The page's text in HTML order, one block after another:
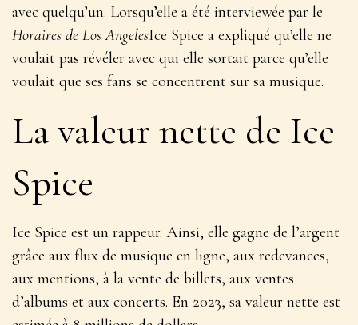
avec quelqu’un. Lorsqu’elle a été interviewée par le
Horaires de Los AngelesIce Spice a expliqué qu’elle ne
voulait pas révéler avec qui elle sortait parce qu’elle
voulait que ses fans se concentrent sur sa musique.
La valeur nette de Ice
Spice
Ice Spice est un rappeur. Ainsi, elle gagne de l’argent
grâce aux flux de musique en ligne, aux redevances,
aux mentions, à la vente de billets, aux ventes
d’albums et aux concerts. En 2023, sa valeur nette est